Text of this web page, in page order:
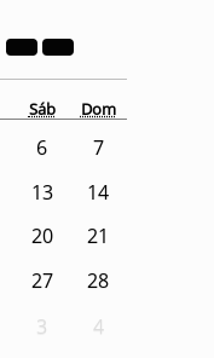
Sáb Dom
6
7
13
14
20
21
27
28
3 4